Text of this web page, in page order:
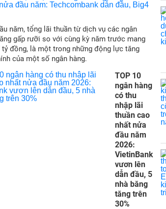
năm, tổng lãi thuần từ dịch vụ các ngân
gấp rưỡi so với cùng kỳ năm trước mang
tỷ đồng, là một trong những động lực tăng
của một số ngân hàng.
TOP 10
ngân hàng
có thu
nhập lãi
thuần cao
nhất nửa
đầu năm
2026:
VietinBank
vươn lên
dẫn đầu, 5
nhà băng
tăng trên
30%